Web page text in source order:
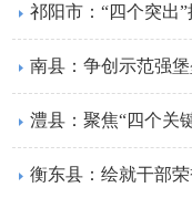
祁阳市：“四个突出
南县：争创示范强
澧县：聚焦“四个关
衡东县：绘就干部